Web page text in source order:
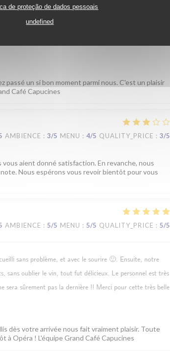
de proteção de dados pessoais
undefined
AMBIENCE: 5/5
passé un si bon moment parmi nous. C'est un plaisir
Café Capucines
AMBIENCE : 3/5 MENU : 4/5 QUALITY_PRICE : 3/5
aient donné satisfaction. En revanche, nous
Nous espérons vous revoir bientôt pour vous
AMBIENCE : 5/5 MENU : 5/5 QUALITY_PRICE : 5/5
sans problème, et avec le sourire 🙂. Ensuite, notre
sans oublier le vin, tout fut délicieux. Le personnel est très
sera sûrement pas la dernière !! Merci pour cette très belle
dès votre arrivée nous fait vraiment plaisir. Toute
à Opéra ! L'équipe Grand Café Capucines